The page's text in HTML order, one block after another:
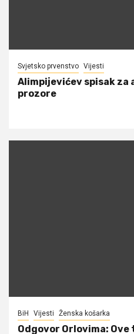
Svjetsko prvenstvo Vijesti
Alimpijevićev spisak za
prozore
BiH Vijesti Ženska košarka
Odgovor Orlovima: